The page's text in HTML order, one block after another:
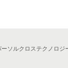
ーソルクロステクノロジ